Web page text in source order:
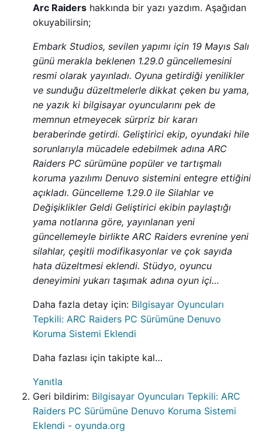
Arc Raiders hakkında bir yazı yazdım. Aşağıdan
okuyabilirsin;
Embark Studios, sevilen yapımı için 19 Mayıs Salı
günü merakla beklenen 1.29.0 güncellemesini
resmi olarak yayınladı. Oyuna getirdiği yenilikler
ve sunduğu düzeltmelerle dikkat çeken bu yama,
ne yazık ki bilgisayar oyuncularını pek de
memnun etmeyecek sürpriz bir kararı
beraberinde getirdi. Geliştirici ekip, oyundaki hile
sorunlarıyla mücadele edebilmek adına ARC
Raiders PC sürümüne popüler ve tartışmalı
koruma yazılımı Denuvo sistemini entegre ettiğini
açıkladı. Güncelleme 1.29.0 ile Silahlar ve
Değişiklikler Geldi Geliştirici ekibin paylaştığı
yama notlarına göre, yayınlanan yeni
güncellemeyle birlikte ARC Raiders evrenine yeni
silahlar, çeşitli modifikasyonlar ve çok sayıda
hata düzeltmesi eklendi. Stüdyo, oyuncu
deneyimini yukarı taşımak adına oyun içi…
Daha fazla detay için: Bilgisayar Oyuncuları
Tepkili: ARC Raiders PC Sürümüne Denuvo
Koruma Sistemi Eklendi
Daha fazlası için takipte kal…
Yanıtla
Geri bildirim: Bilgisayar Oyuncuları Tepkili: ARC
Raiders PC Sürümüne Denuvo Koruma Sistemi
Eklendi - oyunda.org